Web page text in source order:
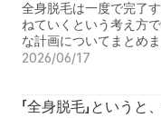
全身脱毛は一度で完了
ねていくという考え方
な計画についてまとめま
2026/06/17
「全身脱毛」という